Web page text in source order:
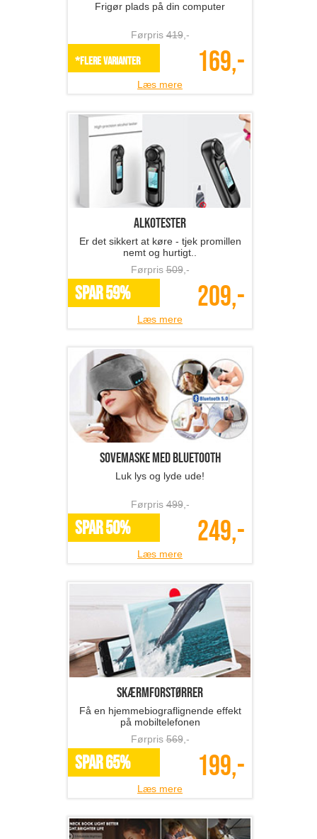
Frigør plads på din computer
Førpris419,-
*Flere varianter 169,-
Læs mere
Alkotester
Er det sikkert at køre - tjek promillen
nemt og hurtigt..
Førpris509,-
SPAR 59% 209,-
Læs mere
Sovemaske med bluetooth
Luk lys og lyde ude!
Førpris499,-
SPAR 50% 249,-
Læs mere
Skærmforstørrer
Få en hjemmebiograflignende effekt
på mobiltelefonen
Førpris569,-
SPAR 65% 199,-
Læs mere